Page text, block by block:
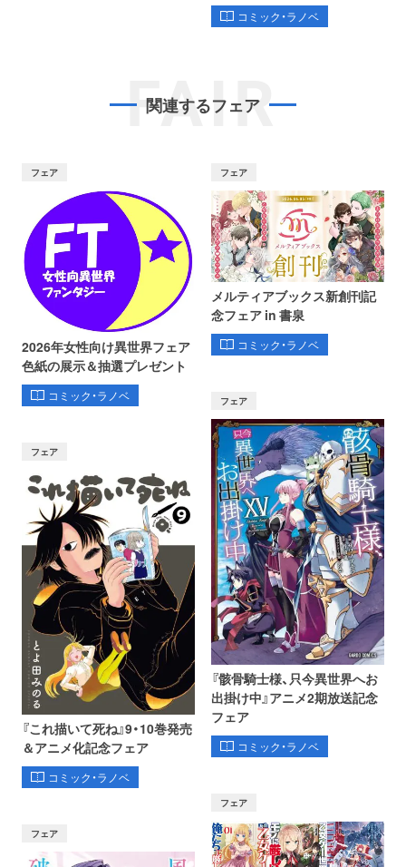
コミック・ラノベ
FAIR
関連するフェア
フェア
2026年女性向け異世界フェア
色紙の展示＆抽選プレゼント
コミック・ラノベ
フェア
メルティアブックス新創刊記
念フェア in 書泉
コミック・ラノベ
フェア
『これ描いて死ね』9・10巻発売
＆アニメ化記念フェア
コミック・ラノベ
フェア
『骸骨騎士様、只今異世界へお
出掛け中』アニメ2期放送記念
フェア
コミック・ラノベ
フェア
フェア